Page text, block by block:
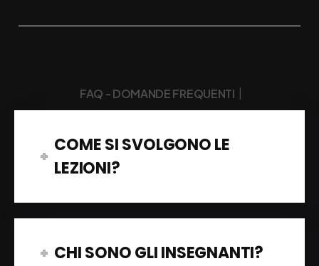
FAQ - DOMANDE FREQUENTI
COME SI SVOLGONO LE
LEZIONI?
CHI SONO GLI INSEGNANTI?